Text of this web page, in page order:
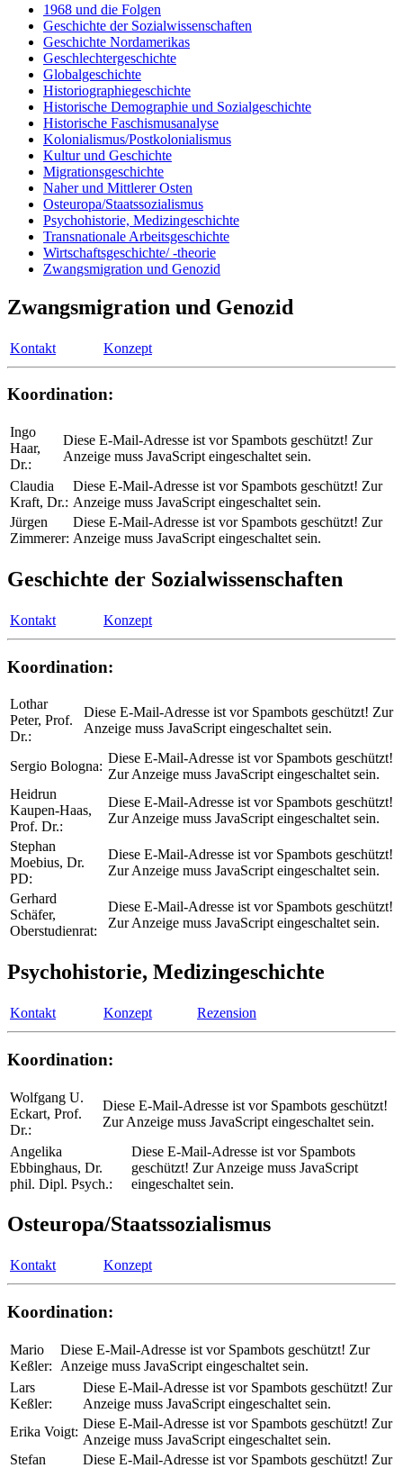
1968 und die Folgen
Geschichte der Sozialwissenschaften
Geschichte Nordamerikas
Geschlechtergeschichte
Globalgeschichte
Historiographiegeschichte
Historische Demographie und Sozialgeschichte
Historische Faschismusanalyse
Kolonialismus/Postkolonialismus
Kultur und Geschichte
Migrationsgeschichte
Naher und Mittlerer Osten
Osteuropa/Staatssozialismus
Psychohistorie, Medizingeschichte
Transnationale Arbeitsgeschichte
Wirtschaftsgeschichte/ -theorie
Zwangsmigration und Genozid
Zwangsmigration und Genozid
Kontakt Konzept
Koordination:
Ingo
Haar,
Dr.:
Diese E-Mail-Adresse ist vor Spambots geschützt! Zur
Anzeige muss JavaScript eingeschaltet sein.
Claudia
Kraft, Dr.:
Diese E-Mail-Adresse ist vor Spambots geschützt! Zur
Anzeige muss JavaScript eingeschaltet sein.
Jürgen
Zimmerer:
Diese E-Mail-Adresse ist vor Spambots geschützt! Zur
Anzeige muss JavaScript eingeschaltet sein.
Geschichte der Sozialwissenschaften
Kontakt Konzept
Koordination:
Lothar
Peter, Prof.
Dr.:
Diese E-Mail-Adresse ist vor Spambots geschützt! Zur
Anzeige muss JavaScript eingeschaltet sein.
Sergio Bologna:
Diese E-Mail-Adresse ist vor Spambots geschützt!
Zur Anzeige muss JavaScript eingeschaltet sein.
Heidrun
Kaupen-Haas,
Prof. Dr.:
Diese E-Mail-Adresse ist vor Spambots geschützt!
Zur Anzeige muss JavaScript eingeschaltet sein.
Stephan
Moebius, Dr.
PD:
Diese E-Mail-Adresse ist vor Spambots geschützt!
Zur Anzeige muss JavaScript eingeschaltet sein.
Gerhard
Schäfer,
Oberstudienrat:
Diese E-Mail-Adresse ist vor Spambots geschützt!
Zur Anzeige muss JavaScript eingeschaltet sein.
Psychohistorie, Medizingeschichte
Kontakt Konzept Rezension
Koordination:
Wolfgang U.
Eckart, Prof.
Dr.:
Diese E-Mail-Adresse ist vor Spambots geschützt!
Zur Anzeige muss JavaScript eingeschaltet sein.
Angelika
Ebbinghaus, Dr.
phil. Dipl. Psych.:
Diese E-Mail-Adresse ist vor Spambots
geschützt! Zur Anzeige muss JavaScript
eingeschaltet sein.
Osteuropa/Staatssozialismus
Kontakt Konzept
Koordination:
Mario
Keßler:
Diese E-Mail-Adresse ist vor Spambots geschützt! Zur
Anzeige muss JavaScript eingeschaltet sein.
Lars
Keßler:
Diese E-Mail-Adresse ist vor Spambots geschützt! Zur
Anzeige muss JavaScript eingeschaltet sein.
Erika Voigt:
Diese E-Mail-Adresse ist vor Spambots geschützt! Zur
Anzeige muss JavaScript eingeschaltet sein.
Stefan
Diese E-Mail-Adresse ist vor Spambots geschützt! Zur